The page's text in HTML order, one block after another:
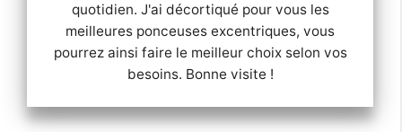
quotidien. J'ai décortiqué pour vous les
meilleures ponceuses excentriques, vous
pourrez ainsi faire le meilleur choix selon vos
besoins. Bonne visite !